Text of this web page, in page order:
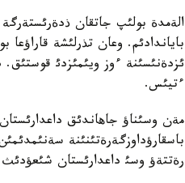
الةمدة بولئپ جاتقان
باياندادئم. وعان تذرلئشة قاراؤعا
ئزدةنئسئنة ءوز ويئمئزدئ قوستئق.
ءتيئس.
مةن وسئناؤ جاهاندئق
باسقارؤداوزگةرةتئنئنة
رةتتةؤ وسئ داعدارئستان شئعؤدئث